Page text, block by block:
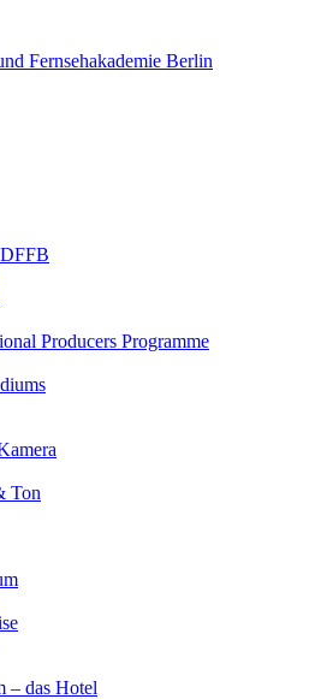
Pro­du­cers Pro­gram­me
Ton
– das Hotel